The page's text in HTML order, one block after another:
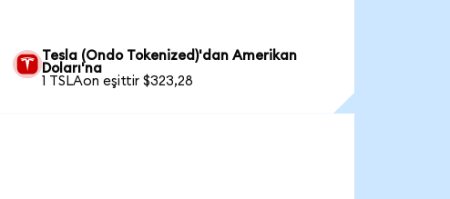
Tesla (Ondo Tokenized)'dan Amerikan
Doları'na
1 TSLAon eşittir $323,28